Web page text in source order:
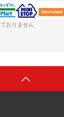
おりません